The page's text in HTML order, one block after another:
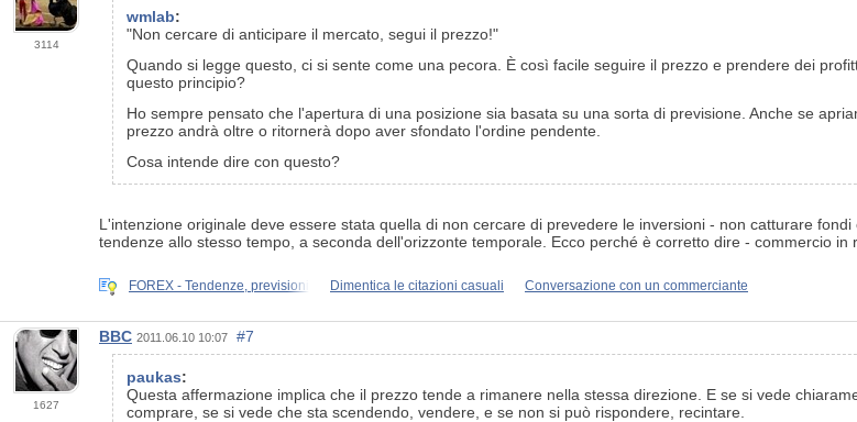
3114
wmlab:
"Non cercare di anticipare il mercato, segui il prezzo!"
Quando si legge questo, ci si sente come una pecora. È così facile seguire il prezzo e prendere dei
questo principio?
Ho sempre pensato che l'apertura di una posizione sia basata su una sorta di previsione. Anche se
prezzo andrà oltre o ritornerà dopo aver sfondato l'ordine pendente.
Cosa intende dire con questo?
L'intenzione originale deve essere stata quella di non cercare di prevedere le inversioni - non catturare
tendenze allo stesso tempo, a seconda dell'orizzonte temporale. Ecco perché è corretto dire - commercio in
FOREX - Tendenze, previsioni Dimentica le citazioni casuali Conversazione con un commerciante
1627
BBC 2011.06.10 10:07 #7
paukas:
Questa affermazione implica che il prezzo tende a rimanere nella stessa direzione. E se si vede
comprare, se si vede che sta scendendo, vendere, e se non si può rispondere, recintare.